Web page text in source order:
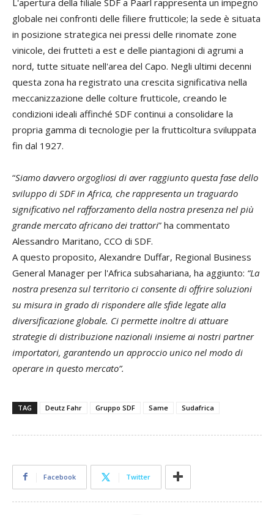
globale nei confronti delle filiere frutticole; la sede è situata
in posizione strategica nei pressi delle rinomate zone
vinicole, dei frutteti a est e delle piantagioni di agrumi a
nord, tutte situate nell'area del Capo. Negli ultimi decenni
questa zona ha registrato una crescita significativa nella
meccanizzazione delle colture frutticole, creando le
condizioni ideali affinché SDF continui a consolidare la
propria gamma di tecnologie per la frutticoltura sviluppata
fin dal 1927.
“Siamo davvero orgogliosi di aver raggiunto questa fase dello
sviluppo di SDF in Africa, che rappresenta un traguardo
significativo nel rafforzamento della nostra presenza nel più
grande mercato africano dei trattori” ha commentato
Alessandro Maritano, CCO di SDF.
A questo proposito, Alexandre Duffar, Regional Business
General Manager per l'Africa subsahariana, ha aggiunto: “La
nostra presenza sul territorio ci consente di offrire soluzioni
su misura in grado di rispondere alle sfide legate alla
diversificazione globale. Ci permette inoltre di attuare
strategie di distribuzione nazionali insieme ai nostri partner
importatori, garantendo un approccio unico nel modo di
operare in questo mercato”.
TAG Deutz Fahr Gruppo SDF Same Sudafrica
Facebook Twitter